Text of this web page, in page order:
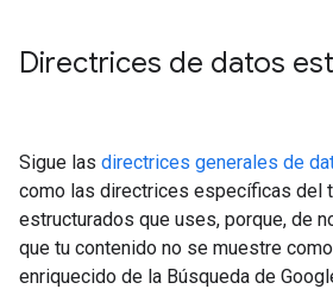
Directrices de datos
Sigue las directrices generales de
como las directrices específicas del
estructurados que uses, porque, de
que tu contenido no se muestre
enriquecido de la Búsqueda de